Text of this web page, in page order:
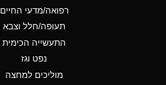
Ammonium Hydroxide
A
Ammonium Nitrate
רפואה/מדעי החיים
תעופה/חלל וצבא
התעשייה הכימית
נפט וגז
מוליכים למחצה